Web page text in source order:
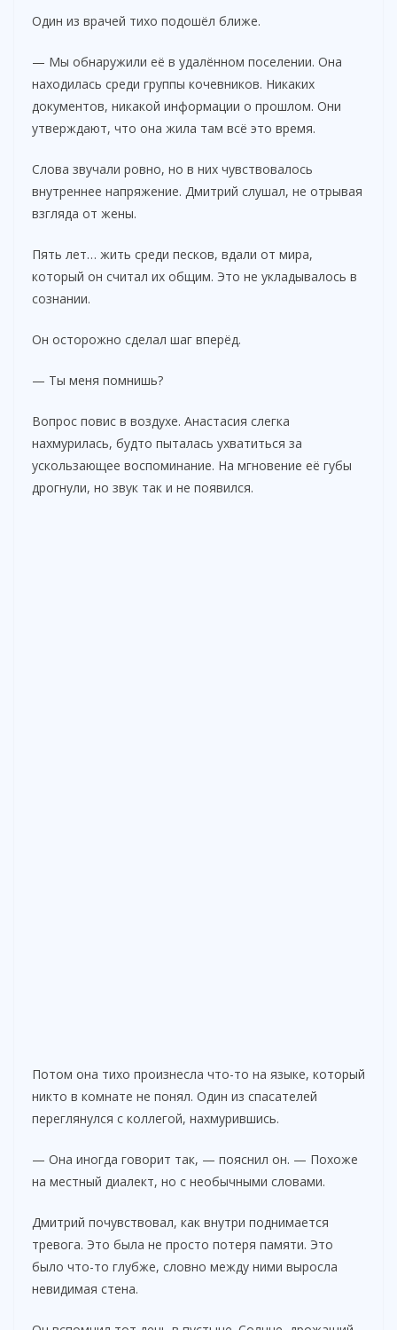
Один из врачей тихо подошёл ближе.
— Мы обнаружили её в удалённом поселении. Она
находилась среди группы кочевников. Никаких
документов, никакой информации о прошлом. Они
утверждают, что она жила там всё это время.
Слова звучали ровно, но в них чувствовалось
внутреннее напряжение. Дмитрий слушал, не отрывая
взгляда от жены.
Пять лет… жить среди песков, вдали от мира,
который он считал их общим. Это не укладывалось в
сознании.
Он осторожно сделал шаг вперёд.
— Ты меня помнишь?
Вопрос повис в воздухе. Анастасия слегка
нахмурилась, будто пыталась ухватиться за
ускользающее воспоминание. На мгновение её губы
дрогнули, но звук так и не появился.
Потом она тихо произнесла что-то на языке, который
никто в комнате не понял. Один из спасателей
переглянулся с коллегой, нахмурившись.
— Она иногда говорит так, — пояснил он. — Похоже
на местный диалект, но с необычными словами.
Дмитрий почувствовал, как внутри поднимается
тревога. Это была не просто потеря памяти. Это
было что-то глубже, словно между ними выросла
невидимая стена.